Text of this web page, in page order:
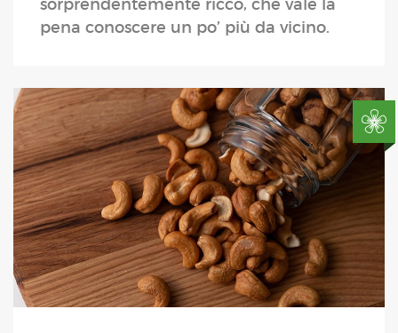
sorprendentemente ricco, che vale la
pena conoscere un po’ più da vicino.